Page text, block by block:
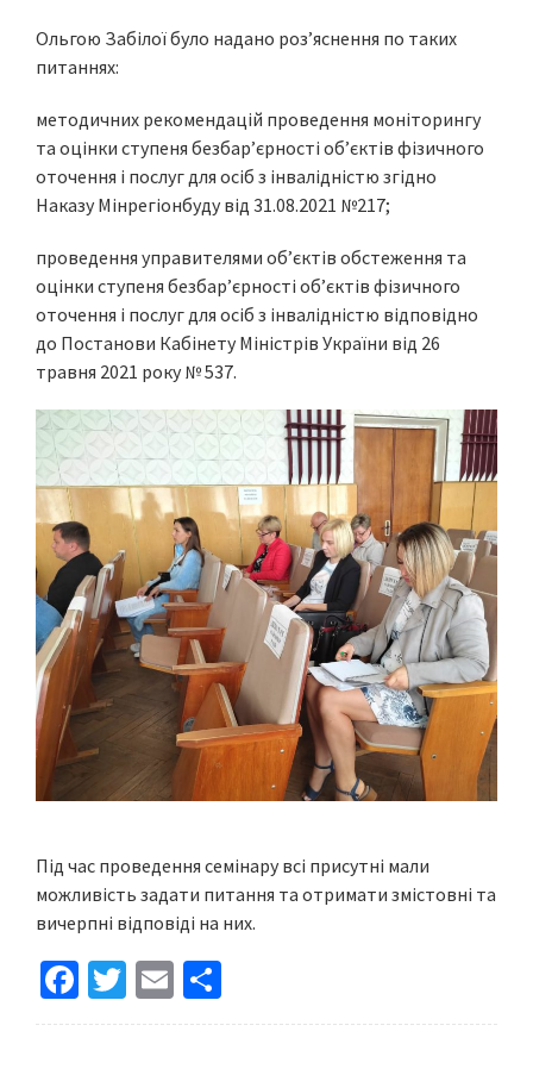
Ольгою Забілої було надано роз’яснення по таких
питаннях:
методичних рекомендацій проведення моніторингу
та оцінки ступеня безбарʼєрності обʼєктів фізичного
оточення і послуг для осіб з інвалідністю згідно
Наказу Мінрегіонбуду від 31.08.2021 №217;
проведення управителями об’єктів обстеження та
оцінки ступеня безбарʼєрності обʼєктів фізичного
оточення і послуг для осіб з інвалідністю відповідно
до Постанови Кабінету Міністрів України від 26
травня 2021 року № 537.
Під час проведення семінару всі присутні мали
можливість задати питання та отримати змістовні та
вичерпні відповіді на них.
Fa
ce
T
wi
E
m h